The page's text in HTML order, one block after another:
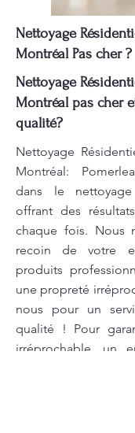
Nettoyage
Montréal Pas cher ?
Nettoyage
Montréal pas cher
qualité?
Nettoyage
Montréal:
dans le
offrant des
chaque fois. Nous
recoin de votre
produits
une propreté
nous pour un
qualité ! Pour
irréprochable, un